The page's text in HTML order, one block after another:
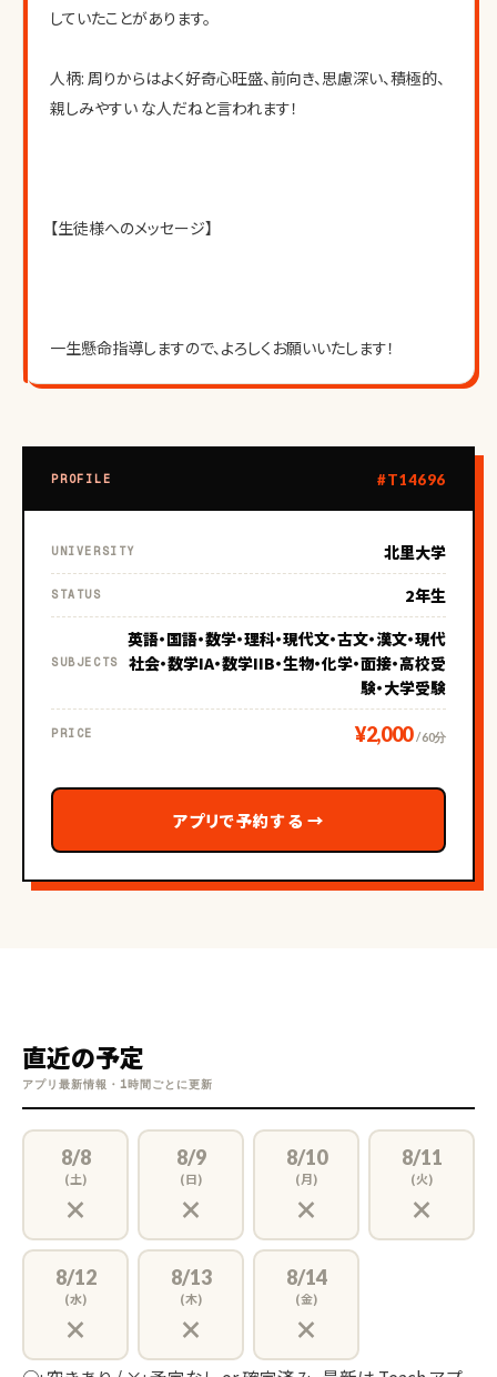
していたことがあります。
人柄: 周りからはよく好奇心旺盛、前向き、思慮深い、積極的、
親しみやすい な人だねと言われます！
【生徒様へのメッセージ】
一生懸命指導しますので、よろしくお願いいたします！
PROFILE #T14696
UNIVERSITY 北里大学
STATUS 2年生
SUBJECTS
英語・国語・数学・理科・現代文・古文・漢文・現代
社会・数学IA・数学IIB・生物・化学・面接・高校受
験・大学受験
PRICE ¥2,000 / 60分
アプリで予約する →
直近の予定
アプリ最新情報・1時間ごとに更新
8/8
(土)
×
8/9
(日)
×
8/10
(月)
×
8/11
(火)
×
8/12
(水)
×
8/13
(木)
×
8/14
(金)
×